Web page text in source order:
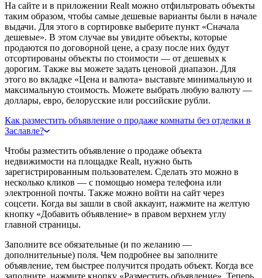
На сайте и в приложении Realt можно отфильтровать объекты
таким образом, чтобы самые дешевые варианты были в начале
выдачи. Для этого в сортировке выберите пункт «Сначала
дешевые». В этом случае вы увидите объекты, которые
продаются по договорной цене, а сразу после них будут
отсортированы объекты по стоимости — от дешевых к
дорогим. Также вы можете задать ценовой диапазон. Для
этого во вкладке «Цена и валюта» выставьте минимальную и
максимальную стоимость. Можете выбрать любую валюту —
доллары, евро, белорусские или российские рубли.
Как разместить объявление о продаже комнаты без отделки в
Заславле?
Чтобы разместить объявление о продаже объекта
недвижимости на площадке Realt, нужно быть
зарегистрированным пользователем. Сделать это можно в
несколько кликов — с помощью номера телефона или
электронной почты. Также можно войти на сайт через
соцсети. Когда вы зашли в свой аккаунт, нажмите на желтую
кнопку «Добавить объявление» в правом верхнем углу
главной страницы.
Заполните все обязательные (и по желанию —
дополнительные) поля. Чем подробнее вы заполните
объявление, тем быстрее получится продать объект. Когда все
заполните, нажмите кнопку «Разместить объявление». Теперь